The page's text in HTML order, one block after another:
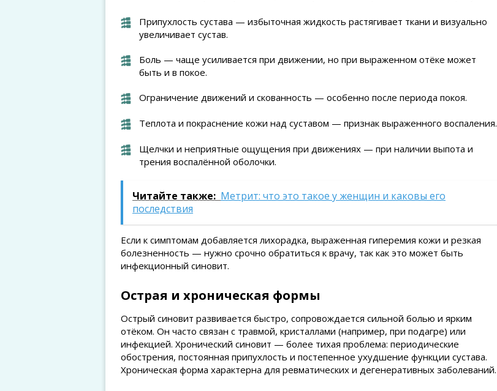
Припухлость сустава — избыточная жидкость растягивает ткани и визуально
увеличивает сустав.
Боль — чаще усиливается при движении, но при выраженном отёке может
быть и в покое.
Ограничение движений и скованность — особенно после периода покоя.
Теплота и покраснение кожи над суставом — признак выраженного воспаления.
Щелчки и неприятные ощущения при движениях — при наличии выпота и
трения воспалённой оболочки.
Читайте также: Метрит: что это такое у женщин и каковы его
последствия
Если к симптомам добавляется лихорадка, выраженная гиперемия кожи и резкая
болезненность — нужно срочно обратиться к врачу, так как это может быть
инфекционный синовит.
Острая и хроническая формы
Острый синовит развивается быстро, сопровождается сильной болью и ярким
отёком. Он часто связан с травмой, кристаллами (например, при подагре) или
инфекцией. Хронический синовит — более тихая проблема: периодические
обострения, постоянная припухлость и постепенное ухудшение функции сустава.
Хроническая форма характерна для ревматических и дегенеративных заболеваний.